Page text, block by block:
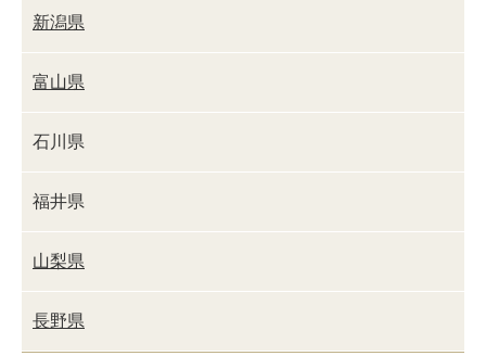
新潟県
富山県
石川県
福井県
山梨県
長野県